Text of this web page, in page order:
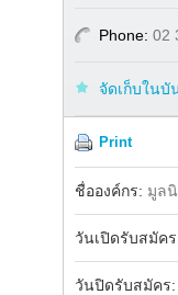
Phone: 02
จัดเก็บในบั
Print
Facebook
ชื่อองค์กร: มูล
วันเปิดรับสมัค
วันปิดรับสมัคร: